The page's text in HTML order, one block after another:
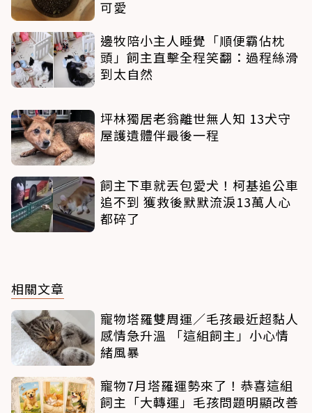
可愛
邊牧陪小主人睡覺「順便霸佔枕
頭」飼主直擊全程笑翻：過程絲滑
到太自然
坪林獨居老翁離世無人知 13犬守
屋護遺體伴最後一程
飼主下車就丟包愛犬！柯基追公車
追不到 獲救後默默流淚13萬人心
都碎了
相關文章
寵物塔羅雙周運／毛孩最近超黏人
感情急升溫 「這組飼主」小心情
緒風暴
寵物7月塔羅運勢來了！恭喜這組
飼主「大轉運」毛孩問題明顯改善